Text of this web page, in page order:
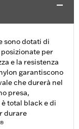
sono dotati di
per
e la resistenza
garantiscono
che durerà nel
presa,
total black e di
durare